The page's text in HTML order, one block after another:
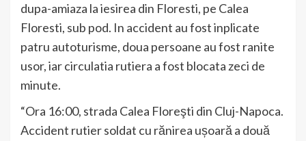
dupa-amiaza la iesirea din Floresti, pe Calea
Floresti, sub pod. In accident au fost inplicate
patru autoturisme, doua persoane au fost ranite
usor, iar circulatia rutiera a fost blocata zeci de
minute.
“Ora 16:00, strada Calea Floreşti din Cluj-Napoca.
Accident rutier soldat cu rănirea ușoară a două